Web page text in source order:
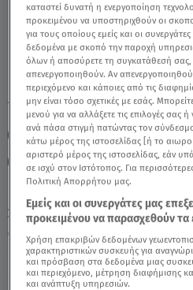
Σάββατο 8 Αυγούστου 2026
20.08.24, 11:16 ΖΩΔΙΑ
TAGS: ΔΙΔΥΜΟΣ ΔΙΔΥΜΟΙ
ΑΣΗ ΜΠΗΛΙΟΥ ΖΩΔΙΑ
ΖΩΔΙΑ
ΗΜΕΡΗΣΙΕΣ ΠΡΟΒΛΕΨΕΙΣ
καταστεί δυνατή η ενεργοποίηση
προκειμένου να υποστηριχθούν οι
για τους οποίους εμείς και οι
δεδομένα με σκοπό την παροχή
όλων ή αποσύρετε τη συγκατάθεσή σας,
απενεργοποιηθούν. Αν
περιεχόμενο και κάποιες από τις
μην είναι τόσο σχετικές με εσάς.
μενού για να αλλάξετε τις επιλογές σας
ανά πάσα στιγμή πατώντας τον
κάτω μέρος της ιστοσελίδας [ή το
αριστερό μέρος της ιστοσελίδας, εάν
σε ισχύ στον Ιστότοπος. Για
Πολιτική Απορρήτου μας.
Εμείς και οι συνεργάτες μας
προκειμένου να παρασχεθούν τα
Χρήση επακριβών δεδομένων
χαρακτηριστικών συσκευής για
και πρόσβαση στα δεδομένα μιας
και περιεχόμενο, μέτρηση διαφήμισης
και ανάπτυξη υπηρεσιών.